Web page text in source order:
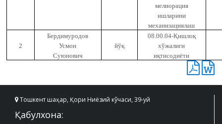
мелиорация
ишларини
механизациялаш
2
Бердимуродов
Усмон
Суюнович
йўқ
08.00.04-Қишлоқ
хўжалиги
иқтисодиёти
Тошкент шаҳар, Қори Ниёзий кўчаси, 39-уй
Қабулхона: